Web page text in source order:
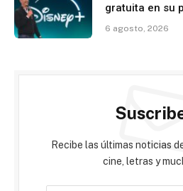
gratuita en su
6 agosto, 2026
Recibe las últimas noticias
cine, letras y